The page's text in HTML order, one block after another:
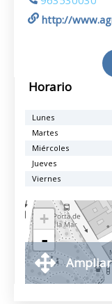
http://
Horario
Lunes
Martes
Miércoles
Jueves
Viernes
+
-
Ampliar